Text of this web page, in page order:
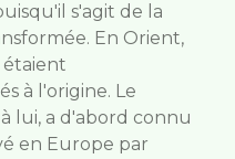
s'agit de la
En Orient,
à l'origine. Le
lui, a d'abord connu
en Europe par